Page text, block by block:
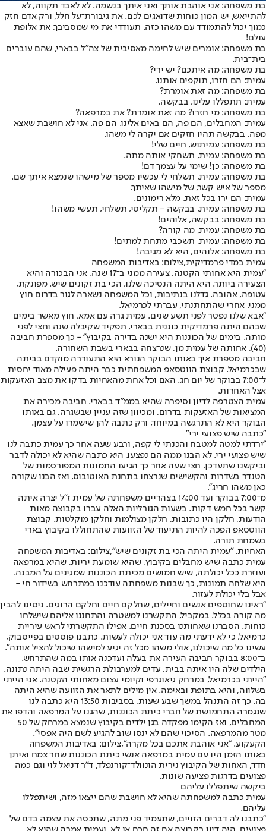
בת משפחה: אני אוהבת אותך ואני איתך בנשמה. לא לאבד תקווה, לא
להתייאש, יש המון כוחות שדואגים לכם. את גיבורת־על חלל, ורק אדם חזק
כמוך יכול להתמודד עם משהו כזה. תעודדי את מי שמסביבך, את אלופת
עולם!
בת משפחה: אומרים שיש לחימה מאסיבית של צה"ל בבארי, שהם עוברים
בית־בית.
בת משפחה: מה איתכם? יש ירי?
עמית: הם חזרו, תוקפים אותנו.
בת משפחה: מה זאת אומרת?
עמית: תתפללו עלינו, בבקשה.
בת משפחה: מי חזרו? מה זאת אומרת? את במרפאה?
עמית: המחבלים, הם פה, הם באים אלינו. הם פה. אני לא חושבת שאצא
מפה. בבקשה תהיו חזקים אם יקרה לי משהו.
בת משפחה: עמיתוש, חיים שלי!
בת משפחה: עמית, תשחקי אותה מתה.
בת משפחה: כן! שימי על עצמך דם!
בת משפחה: עמית, תשלחי לי עכשיו מספר של מישהו שנמצא איתך שם.
מספר של איש קשר, של מישהו שאיתך.
עמית: הם ירו בכל זאת. מלא רימונים.
בת משפחה: עמית, בבקשה - תקליטי, תשלחי, תעשי משהו!
בת משפחה: בבקשה, אלוהים!
בת משפחה: עמית, מה קורה?
בת משפחה: עמית, תשכבי מתחת למתים!
בת משפחה: אלוהים, היא לא מגיבה!
עמית במדי פרמדיקית,צילום: באדיבות המשפחה
"עמית היא אחותי הקטנה, צעירה ממני ב־17 שנה. אני הבכורה והיא
הצעירה ביותר. היא היתה הנסיכה שלנו, הכי בת זקונים שיש. מפונקת,
עטופה, אהובה. גדלנו בנתיבות, וכל המשפחה נשארה לגור בדרום חוץ
ממני. אחרי שהתחתנתי, עברתי לכרמיאל.
"אבא שלנו נפטר לפני תשע שנים. עמית גרה עם אמא, חוץ מאשר בימים
שבהם היתה פרמדיקית כוננית בבארי, תפקיד שקיבלה שנה וחצי לפני
מותה. בימים של הכוננות היא ישנה בדירה בקיבוץ" - כך מספרת חביבה
(40), אחותה של עמית מן, שנרצחה בבארי בשבת השחורה.
חביבה מספרת איך באותו הבוקר הנורא היא התעוררה מוקדם בביתה
שבכרמיאל. קבוצת הווטסאפ המשפחתית כבר היתה פעילה מאוד יחסית
ל־7:00 בבוקר של יום חג. האם וכל אחת מהאחיות בדקו את מצב האזעקות
אצל האחרות.
עמית הצטרפה לדיון וסיפרה שהיא בממ"ד בבארי. חביבה מכירה את
המציאות של האזעקות בדרום, ומכיוון שזה עניין שבשגרה, גם באותו
הבוקר היא לא התרגשה במיוחד, ורק כתבה להן שישמרו על עצמן.
"כתבה שיש פצועי ירי"
"ירדתי למטה למטבח והכנתי לי קפה, ורבע שעה אחר כך עמית כתבה לנו
שיש פצועי ירי. לא הבנו ממה הם נפצעו. היא כתבה שהיא לא יכולה לדבר
וביקשנו שתעדכן. חצי שעה אחר כך הגיעו התמונות המפורסמות של
הטנדר בשדרות והקשישים שנרצחו בתחנת האוטובוס, ואז הבנו שקורה
כאן משהו חריג".
מ־7:00 בבוקר ועד 14:00 בצהריים משפחתה של עמית ז"ל יצרה איתה
קשר בכל חמש דקות. בשעות הגורליות האלה עברו בקבוצה מאות
הודעות, חלקן היו כתובות, חלקן מצולמות וחלקן מוקלטות. קבוצת
הווטסאפ הפכה להיות התיעוד של הזוועות שהתחוללו בקיבוץ בארי
בשמחת תורה.
האחיות. "עמית היתה הכי בת זקונים שיש",צילום: באדיבות המשפחה
עמית כתבה שיש מחבלים בקיבוץ, שהיא שומעת יריות, שהיא במרפאה
ועוזרת ככל יכולתה, שיש חמושים מכיתת הכוננות שמגינים על המבנה.
היא שלחה תמונות, כך שבנות משפחתה עודכנו במתרחש בשידור חי -
אבל בלי יכולת לעזור.
"ראינו שחוטפים אנשים וחיילים, שחלקם חיים וחלקם הרוגים. ניסינו להבין
מה קורה בכלל. במקביל, התקשרנו למשטרה והתחננו אליהם שישלחו
כוחות. הסברנו שאחותנו בסכנת חיים. אפילו התקשרתי לראש עיריית
כרמיאל, כי לא ידעתי מה עוד אני יכולה לעשות. כתבנו פוסטים בפייסבוק,
עשינו כל מה שיכולנו, אולי משהו מכל זה יגיע למישהו שיכול להציל אותה".
ב־8:00 בבוקר חביבה העירה את בעלה ועדכנה אותו במה שהתרחש.
הילדים שלה היו איתה בבית, עדים למערבולת הרגשית שבה היתה נתונה.
"הייתי בכרמיאל, במרחק גיאוגרפי וקיומי עצום מאחותי הקטנה. אני הייתי
בשלווה, והיא בתופת ובאימה. אין מילים לתאר את הזוועה שהיא היתה
בה. כך זה התנהל במשך שבע שעות. בסביבות 13:50 היא כתבה לנו
שנגמרה התחמושת של חברי כיתת הכוננות, שהגנו על המרפאה והדפו את
המחבלים, ואז הקימו מפקדה בגן ילדים בקיבוץ שנמצא במרחק של 50
מטר מהמרפאה. הסיכוי שהם לא ינסו שוב להגיע לשם היה אפסי".
הקעקוע. "אני אוהבת אתכם בכל מקרה",צילום: באדיבות המשפחה
באותו הזמן היו עם עמית במרפאה אנשי כיתת הכוננות שחר צמח ואיתן
חדד, האחות של הקיבוץ נירית הונוולד־קורנפלד, ד"ר דניאל לוי וגם כמה
פצועים בדרגות פציעה שונות.
ביקשה שיתפללו עליהם
עמית כתבה למשפחתה שהיא לא חושבת שהם ייצאו מזה, ושיתפללו
עליהם.
"כתבנו לה דברים הזויים, שתעמיד פני מתה, שתכסה את עצמה בדם של